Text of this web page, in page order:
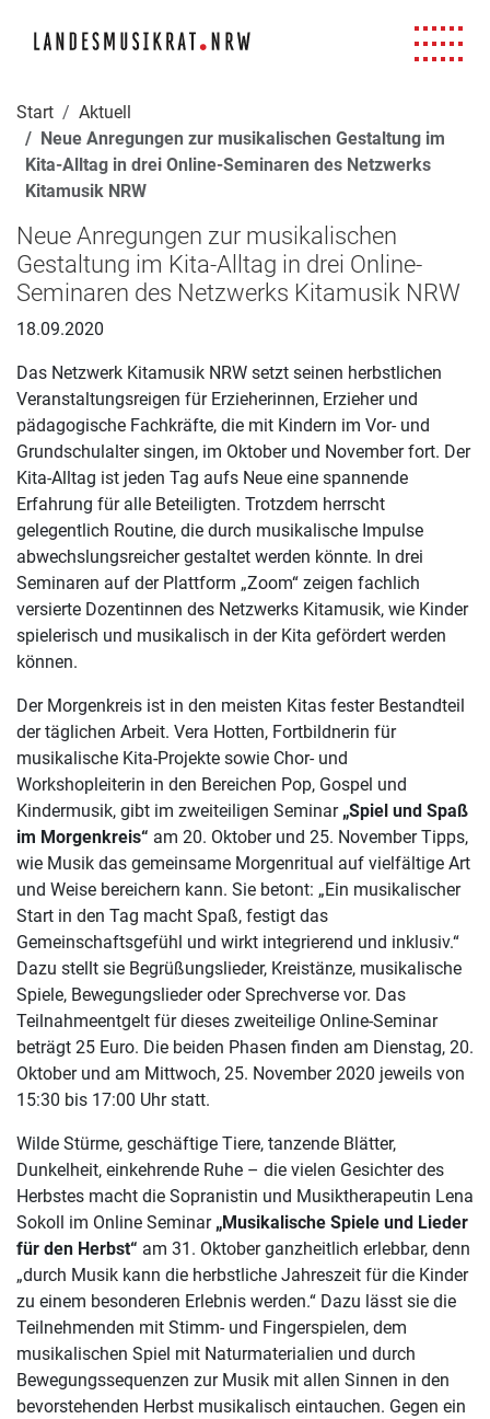
Start
Aktuell
Neue Anregungen zur musikalischen Gestaltung im
Kita-Alltag in drei Online-Seminaren des Netzwerks
Kitamusik NRW
Neue Anregungen zur musikalischen
Gestaltung im Kita-Alltag in drei Online-
Seminaren des Netzwerks Kitamusik NRW
18.09.2020
Das Netzwerk Kitamusik NRW setzt seinen herbstlichen
Veranstaltungsreigen für Erzieherinnen, Erzieher und
pädagogische Fachkräfte, die mit Kindern im Vor- und
Grundschulalter singen, im Oktober und November fort. Der
Kita-Alltag ist jeden Tag aufs Neue eine spannende
Erfahrung für alle Beteiligten. Trotzdem herrscht
gelegentlich Routine, die durch musikalische Impulse
abwechslungsreicher gestaltet werden könnte. In drei
Seminaren auf der Plattform „Zoom“ zeigen fachlich
versierte Dozentinnen des Netzwerks Kitamusik, wie Kinder
spielerisch und musikalisch in der Kita gefördert werden
können.
Der Morgenkreis ist in den meisten Kitas fester Bestandteil
der täglichen Arbeit. Vera Hotten, Fortbildnerin für
musikalische Kita-Projekte sowie Chor- und
Workshopleiterin in den Bereichen Pop, Gospel und
Kindermusik, gibt im zweiteiligen Seminar „Spiel und Spaß
im Morgenkreis“ am 20. Oktober und 25. November Tipps,
wie Musik das gemeinsame Morgenritual auf vielfältige Art
und Weise bereichern kann. Sie betont: „Ein musikalischer
Start in den Tag macht Spaß, festigt das
Gemeinschaftsgefühl und wirkt integrierend und inklusiv.“
Dazu stellt sie Begrüßungslieder, Kreistänze, musikalische
Spiele, Bewegungslieder oder Sprechverse vor. Das
Teilnahmeentgelt für dieses zweiteilige Online-Seminar
beträgt 25 Euro. Die beiden Phasen finden am Dienstag, 20.
Oktober und am Mittwoch, 25. November 2020 jeweils von
15:30 bis 17:00 Uhr statt.
Wilde Stürme, geschäftige Tiere, tanzende Blätter,
Dunkelheit, einkehrende Ruhe – die vielen Gesichter des
Herbstes macht die Sopranistin und Musiktherapeutin Lena
Sokoll im Online Seminar „Musikalische Spiele und Lieder
für den Herbst“ am 31. Oktober ganzheitlich erlebbar, denn
„durch Musik kann die herbstliche Jahreszeit für die Kinder
zu einem besonderen Erlebnis werden.“ Dazu lässt sie die
Teilnehmenden mit Stimm- und Fingerspielen, dem
musikalischen Spiel mit Naturmaterialien und durch
Bewegungssequenzen zur Musik mit allen Sinnen in den
bevorstehenden Herbst musikalisch eintauchen. Gegen ein